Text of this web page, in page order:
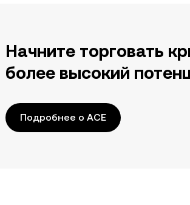
Начните торговать
более высокий
Подробнее о ACE